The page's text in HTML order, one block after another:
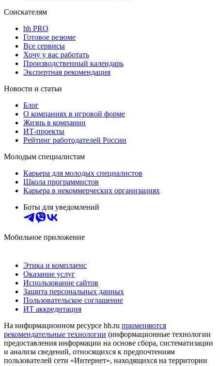
Соискателям
hh PRO
Готовое резюме
Все сервисы
Хочу у вас работать
Производственный календарь
Экспертная рекомендация
Новости и статьи
Блог
О компаниях в игровой форме
Жизнь в компании
ИТ-проекты
Рейтинг работодателей России
Молодым специалистам
Карьера для молодых специалистов
Школа программистов
Карьера в некоммерческих организациях
Боты для уведомлений
Мобильное приложение
Этика и комплаенс
Оказание услуг
Использование сайтов
Защита персональных данных
Пользовательское соглашение
ИТ аккредитация
На информационном ресурсе hh.ru применяются
рекомендательные технологии (информационные технологии
предоставления информации на основе сбора, систематизации
и анализа сведений, относящихся к предпочтениям
пользователей сети «Интернет», находящихся на территории